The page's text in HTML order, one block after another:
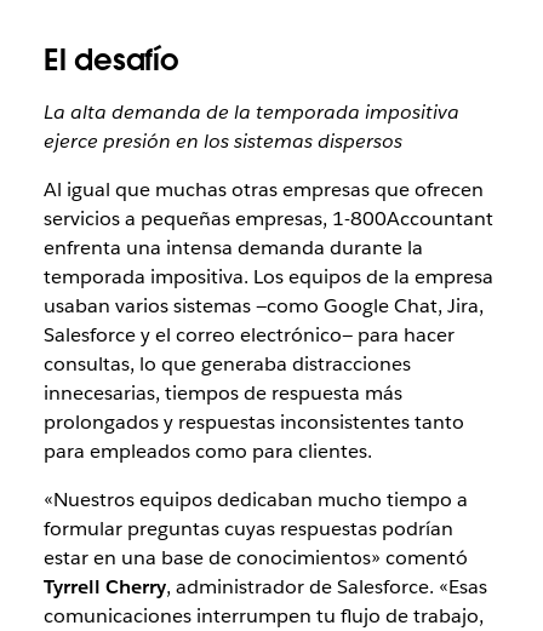
El desafío
La alta demanda de la temporada impositiva
ejerce presión en los sistemas dispersos
Al igual que muchas otras empresas que ofrecen
servicios a pequeñas empresas, 1-800Accountant
enfrenta una intensa demanda durante la
temporada impositiva. Los equipos de la empresa
usaban varios sistemas —como Google Chat, Jira,
Salesforce y el correo electrónico— para hacer
consultas, lo que generaba distracciones
innecesarias, tiempos de respuesta más
prolongados y respuestas inconsistentes tanto
para empleados como para clientes.
«Nuestros equipos dedicaban mucho tiempo a
formular preguntas cuyas respuestas podrían
estar en una base de conocimientos» comentó
Tyrrell Cherry, administrador de Salesforce. «Esas
comunicaciones interrumpen tu flujo de trabajo,